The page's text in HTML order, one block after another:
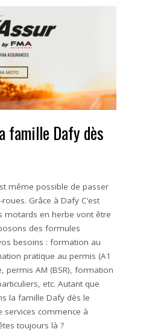
famille Dafy dès
même possible de passer
Grâce à Dafy C’est
motards en herbe vont être
des formules
besoins : formation au
pratique au permis (A1
permis AM (BSR), formation
etc. Autant que
la famille Dafy dès le
services commence à
toujours là ?